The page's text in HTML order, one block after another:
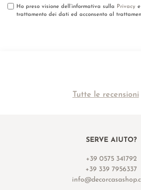
Ho preso visione dell’informativa sulla Privacy
trattamento dei dati ed acconsento al
Tutte le recensioni
SERVE AIUTO?
+39 0575 341792
+39 339 7956337